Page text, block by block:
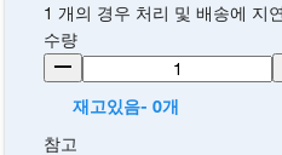
1 개의 경우 처리 및 배송에 지
수량
재고있음- 0개
참고